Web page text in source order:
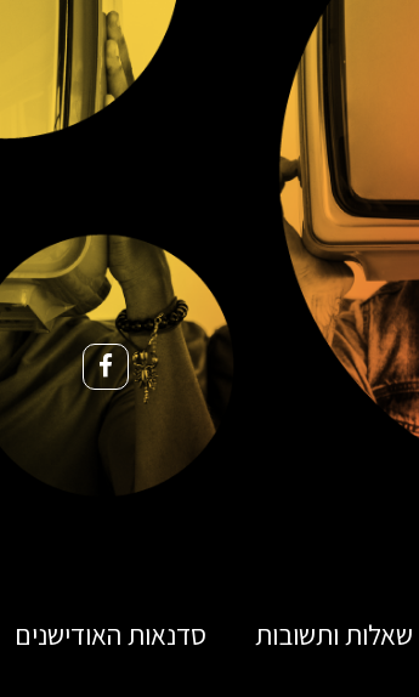
שאלות ותשובות סדנאות האודישנים